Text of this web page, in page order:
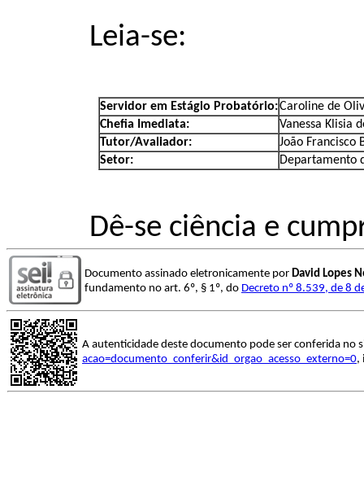
Leia-se:
Servidor em Estágio Probatório:Caroline de
Chefia Imediata:
Vanessa Klisia
Tutor/Avaliador:
João Francisco
Setor:
Departamento
Dê-se ciência e
Documento assinado eletronicamente por David Lopes
fundamento no art. 6º, § 1º, do Decreto nº 8.539, de 8
A autenticidade deste documento pode ser conferida no
acao=documento_conferir&id_orgao_acesso_externo=0,